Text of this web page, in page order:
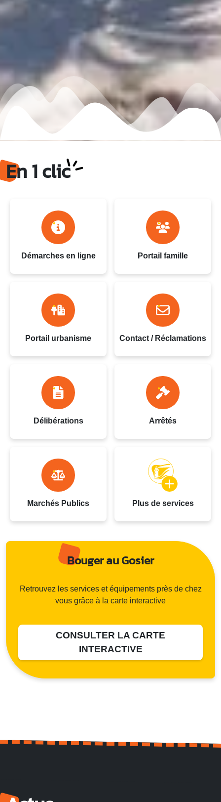
Ville du Gosier - Guadeloupe
En 1 clic
Démarches en ligne Portail famille
Portail urbanisme Contact / Réclamations
Délibérations Arrêtés
Marchés Publics Plus de services
Bouger au Gosier
Retrouvez les services et équipements près de chez
vous grâce à la carte interactive
CONSULTER LA CARTE
INTERACTIVE